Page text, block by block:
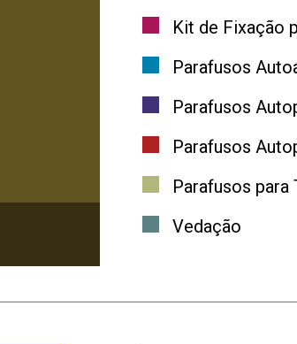
Kit de Fixação
Parafusos
Parafusos
Parafusos
Parafusos para
Vedação